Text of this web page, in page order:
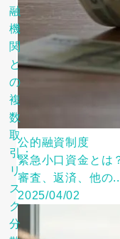
融
機
関
と
の
複
数
取
引：
リ
ス
ク
分
公的融資制度
緊急小口資金とは
審査、返済、他の
2025/04/02